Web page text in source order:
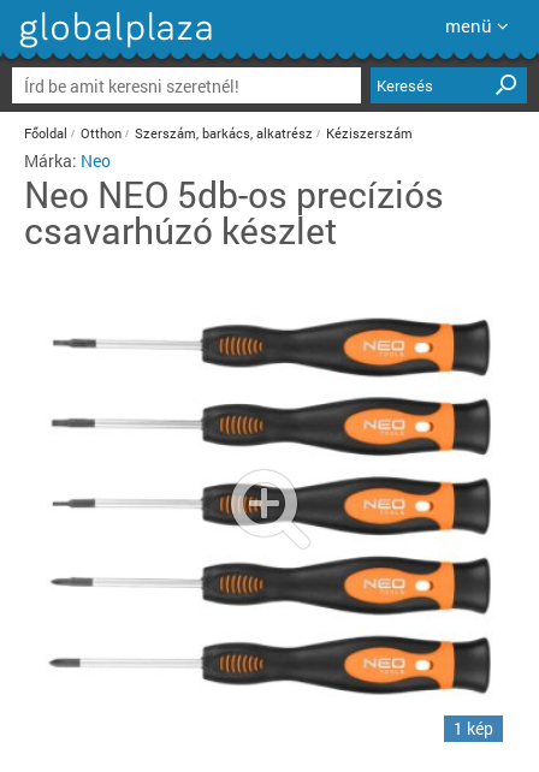
menü
Keresés
Főoldal Otthon Szerszám, barkács, alkatrész Kéziszerszám
Márka: Neo
Neo NEO 5db-os precíziós
csavarhúzó készlet
1 kép